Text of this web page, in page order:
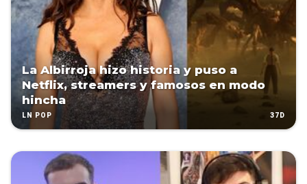
La Albirroja hizo historia y puso a
Netflix, streamers y famosos en modo
hincha
LN POP 37D